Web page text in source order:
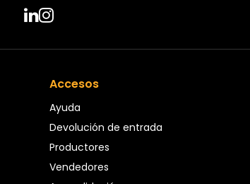
Accesos
Ayuda
Devolución de entrada
Productores
Vendedores